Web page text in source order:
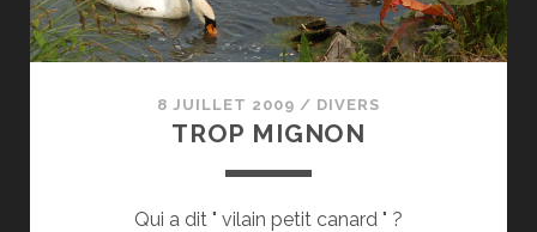
8 JUILLET 2009 / DIVERS
TROP MIGNON
Qui a dit " vilain petit canard " ?